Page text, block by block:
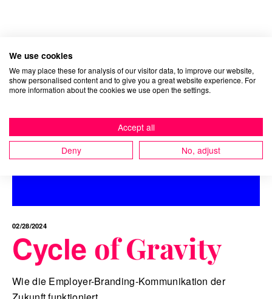
02/28/2024
Cycle of Gravity
Wie die Employer-Branding-Kommunikation der
We use cookies
We may place these for analysis of our visitor data, to improve our website,
show personalised content and to give you a great website experience. For
more information about the cookies we use open the settings.
Accept all
Deny
No, adjust